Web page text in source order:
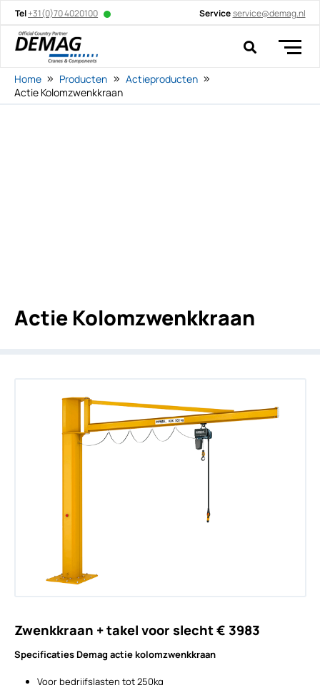
Tel+31(0)70 4020100 Serviceservice@demag.nl
Home Producten
Actieproducten
Actie Kolomzwenkkraan
Actie Kolomzwenkkraan
Zwenkkraan + takel voor slecht € 3983
Specificaties Demag actie kolomzwenkkraan
Voor bedrijfslasten tot 250kg